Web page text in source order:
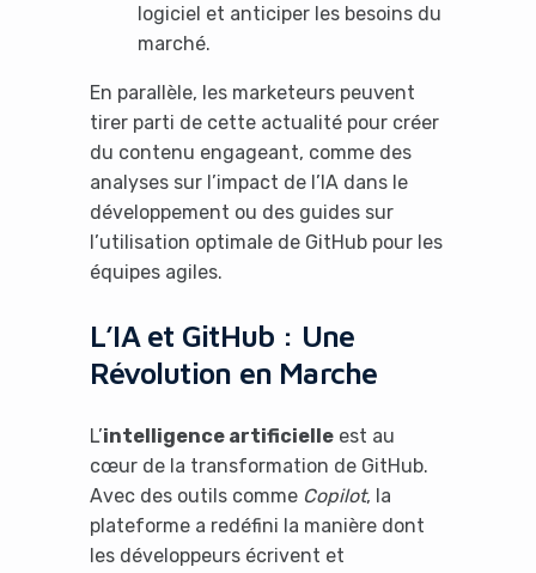
logiciel et anticiper les besoins du
marché.
En parallèle, les marketeurs peuvent
tirer parti de cette actualité pour créer
du contenu engageant, comme des
analyses sur l’impact de l’IA dans le
développement ou des guides sur
l’utilisation optimale de GitHub pour les
équipes agiles.
L’IA et GitHub : Une
Révolution en Marche
L’intelligence artificielleest au
cœur de la transformation de GitHub.
Avec des outils comme Copilot, la
plateforme a redéfini la manière dont
les développeurs écrivent et